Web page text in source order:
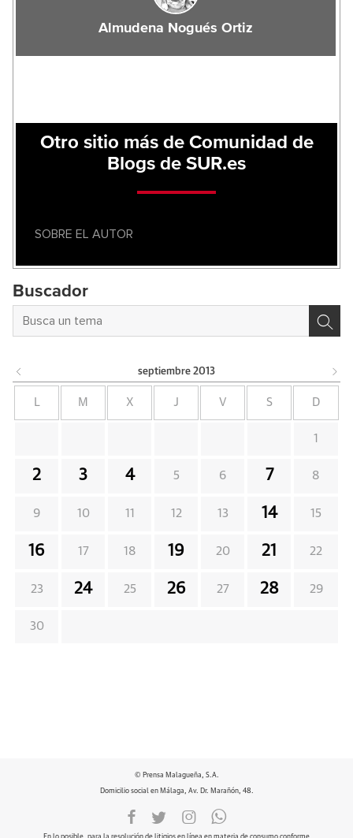
Almudena Nogués Ortiz
Otro sitio más de Comunidad de
Blogs de SUR.es
SOBRE EL AUTOR
Buscador
septiembre 2013
L M X J V S D
1
2 3 4 5 6 7 8
9 10 11 12 13 14 15
16 17 18 19 20 21 22
23 24 25 26 27 28 29
30
© Prensa Malagueña, S.A.
Domicilio social en Málaga, Av. Dr. Marañón, 48.